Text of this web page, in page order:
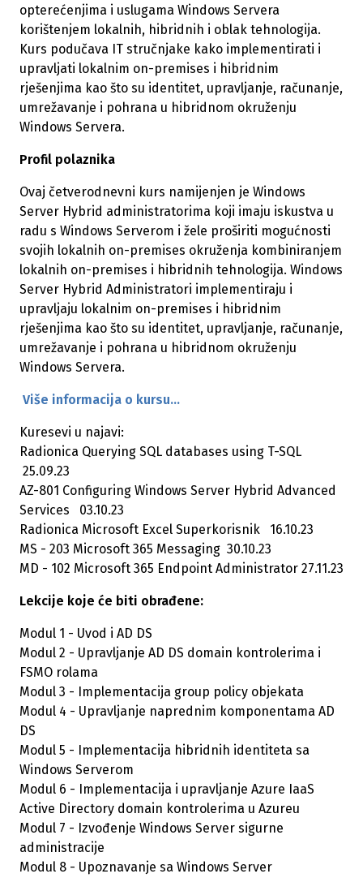
opterećenjima i uslugama Windows Servera
korištenjem lokalnih, hibridnih i oblak tehnologija.
Kurs podučava IT stručnjake kako implementirati i
upravljati lokalnim on-premises i hibridnim
rješenjima kao što su identitet, upravljanje, računanje,
umrežavanje i pohrana u hibridnom okruženju
Windows Servera.
Profil polaznika
Ovaj četverodnevni kurs namijenjen je Windows
Server Hybrid administratorima koji imaju iskustva u
radu s Windows Serverom i žele proširiti mogućnosti
svojih lokalnih on-premises okruženja kombiniranjem
lokalnih on-premises i hibridnih tehnologija. Windows
Server Hybrid Administratori implementiraju i
upravljaju lokalnim on-premises i hibridnim
rješenjima kao što su identitet, upravljanje, računanje,
umrežavanje i pohrana u hibridnom okruženju
Windows Servera.
Više informacija o kursu...
Kuresevi u najavi:
Radionica Querying SQL databases using T-SQL
25.09.23
AZ-801 Configuring Windows Server Hybrid Advanced
Services 03.10.23
Radionica Microsoft Excel Superkorisnik 16.10.23
MS - 203 Microsoft 365 Messaging 30.10.23
MD - 102 Microsoft 365 Endpoint Administrator 27.11.23
Lekcije koje će biti obrađene:
Modul 1 - Uvod i AD DS
Modul 2 - Upravljanje AD DS domain kontrolerima i
FSMO rolama
Modul 3 - Implementacija group policy objekata
Modul 4 - Upravljanje naprednim komponentama AD
DS
Modul 5 - Implementacija hibridnih identiteta sa
Windows Serverom
Modul 6 - Implementacija i upravljanje Azure IaaS
Active Directory domain kontrolerima u Azureu
Modul 7 - Izvođenje Windows Server sigurne
administracije
Modul 8 - Upoznavanje sa Windows Server